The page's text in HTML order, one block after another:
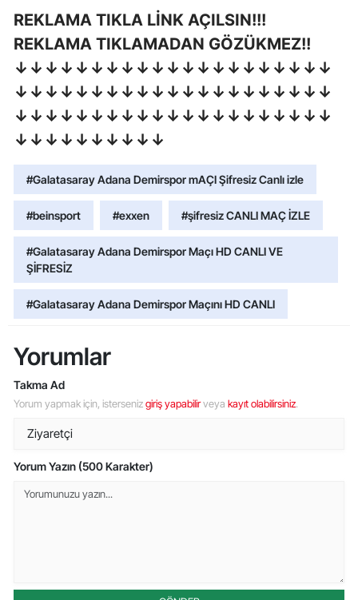
REKLAMA TIKLA LİNK AÇILSIN!!!
REKLAMA TIKLAMADAN GÖZÜKMEZ!!
↓↓↓↓↓↓↓↓↓↓↓↓↓↓↓↓↓↓↓↓↓
↓↓↓↓↓↓↓↓↓↓↓↓↓↓↓↓↓↓↓↓↓
↓↓↓↓↓↓↓↓↓↓↓↓↓↓↓↓↓↓↓↓↓
↓↓↓↓↓↓↓↓↓↓
#Galatasaray Adana Demirspor mAÇI Şifresiz Canlı izle
#beinsport #exxen #şifresiz CANLI MAÇ İZLE
#Galatasaray Adana Demirspor Maçı HD CANLI VE
ŞİFRESİZ
#Galatasaray Adana Demirspor Maçını HD CANLI
Yorumlar
Takma Ad
Yorum yapmak için, istersenizgiriş yapabilirveya kayıt olabilirsiniz.
Yorum Yazın (500 Karakter)